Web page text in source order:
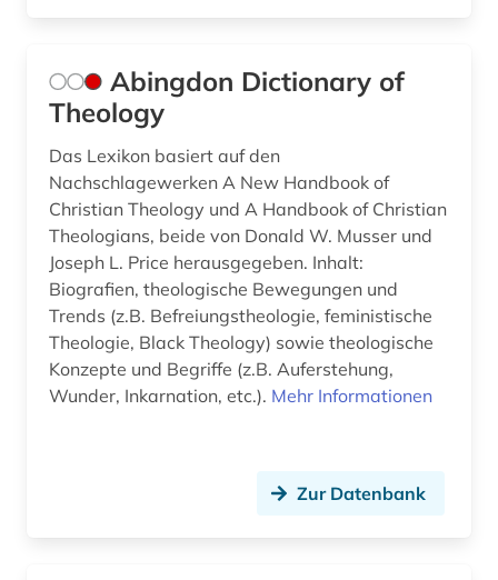
biografie (6)
bonhoeffer, dietrich | evangelischer theologe;
lyriker; widerstandskämpfer (1)
bosnien-herzegowina (3)
botanik (1)
brauchtum (2)
bremische evangelische kirche (1)
Abingdon Dictionary of
Theology
Das Lexikon basiert auf den
Nachschlagewerken A New Handbook of
Christian Theology und A Handbook of Christian
Theologians, beide von Donald W. Musser und
Joseph L. Price herausgegeben. Inhalt:
Biografien, theologische Bewegungen und
Trends (z.B. Befreiungstheologie, feministische
Theologie, Black Theology) sowie theologische
Konzepte und Begriffe (z.B. Auferstehung,
Wunder, Inkarnation, etc.). Mehr Informationen
Zur Datenbank